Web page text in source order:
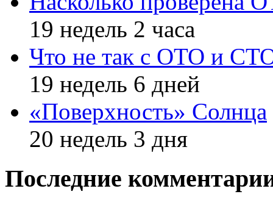
19 недель 2 часа
Что не так с ОТО и
19 недель 6 дней
«Поверхность» Солнца
20 недель 3 дня
Последние